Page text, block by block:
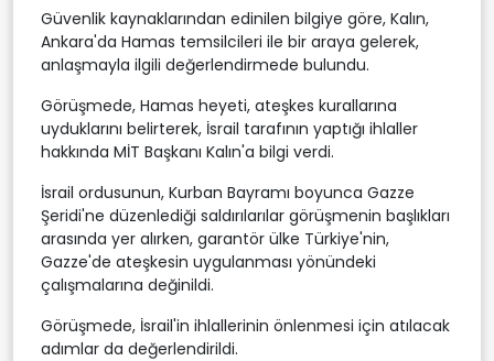
Güvenlik kaynaklarından edinilen bilgiye göre, Kalın,
Ankara'da Hamas temsilcileri ile bir araya gelerek,
anlaşmayla ilgili değerlendirmede bulundu.
Görüşmede, Hamas heyeti, ateşkes kurallarına
uyduklarını belirterek, İsrail tarafının yaptığı ihlaller
hakkında MİT Başkanı Kalın'a bilgi verdi.
İsrail ordusunun, Kurban Bayramı boyunca Gazze
Şeridi'ne düzenlediği saldırılarılar görüşmenin başlıkları
arasında yer alırken, garantör ülke Türkiye'nin,
Gazze'de ateşkesin uygulanması yönündeki
çalışmalarına değinildi.
Görüşmede, İsrail'in ihlallerinin önlenmesi için atılacak
adımlar da değerlendirildi.